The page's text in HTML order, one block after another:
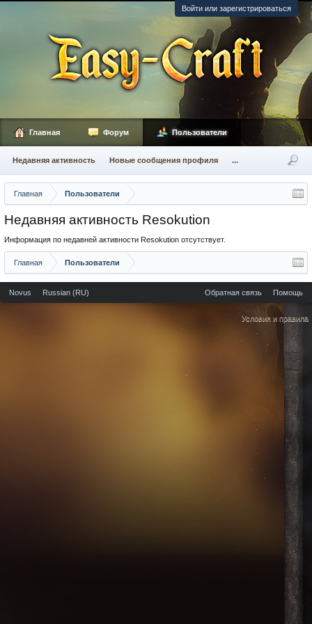
Войти или зарегистрироваться
Главная Пользователи
Недавняя активность Resokution
Информация по недавней активности Resokution отсутствует.
Главная Пользователи
Главная Форум Пользователи
Недавняя активность Новые сообщения профиля ...
Novus Russian (RU) Обратная связь Помощь
Условия и правила